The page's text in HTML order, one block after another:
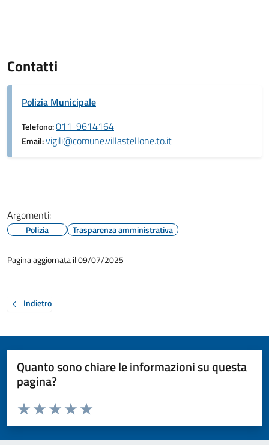
Contatti
Polizia Municipale
Telefono:011-9614164
Email:vigili@comune.villastellone.to.it
Argomenti:
Polizia Trasparenza amministrativa
Pagina aggiornata il 09/07/2025
Indietro
Quanto sono chiare le informazioni su questa
pagina?
Valuta da 1 a 5 stelle la pagina
Valuta 5 stelle su 5
Valuta 4 stelle su 5
Valuta 3 stelle su 5
Valuta 2 stelle su 5
Valuta 1 stelle su 5